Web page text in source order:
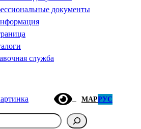
документы
служба
МАРРУС